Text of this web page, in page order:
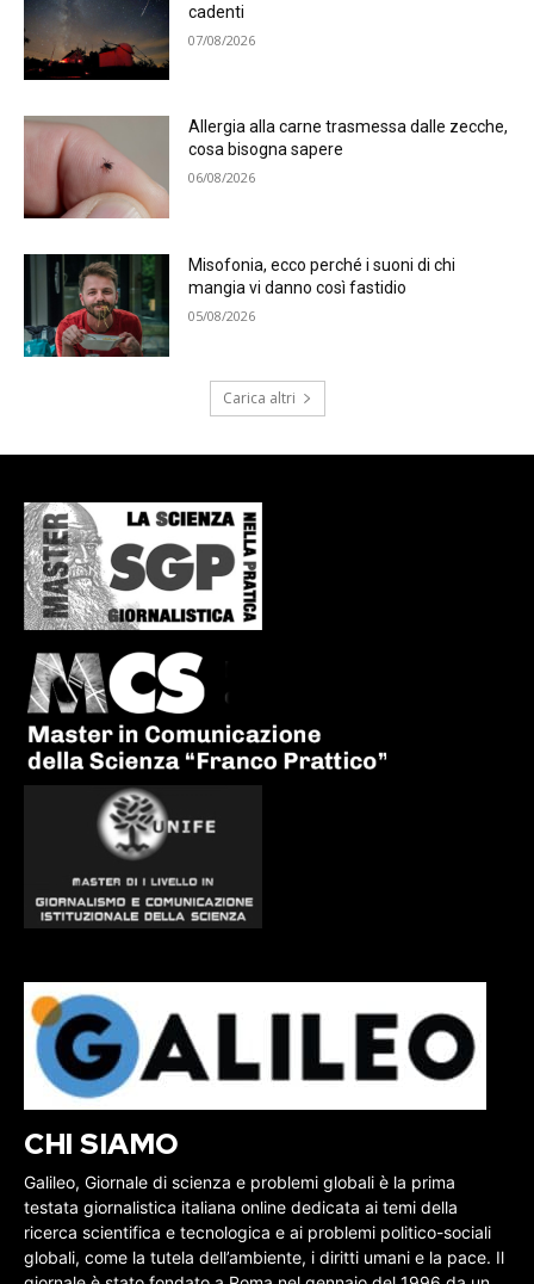
cadenti
07/08/2026
Allergia alla carne trasmessa dalle zecche,
cosa bisogna sapere
06/08/2026
Misofonia, ecco perché i suoni di chi
mangia vi danno così fastidio
05/08/2026
Carica altri
CHI SIAMO
Galileo, Giornale di scienza e problemi globali è la prima
testata giornalistica italiana online dedicata ai temi della
ricerca scientifica e tecnologica e ai problemi politico-sociali
globali, come la tutela dell’ambiente, i diritti umani e la pace. Il